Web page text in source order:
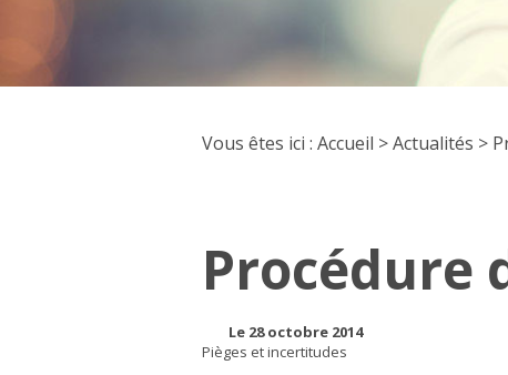
Vous êtes ici : Accueil >Actualités >
Procédure
Le 28 octobre 2014
Pièges et incertitudes